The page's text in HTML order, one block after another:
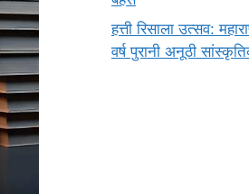
हत्ती रिसाला उत्सव:
वर्ष पुरानी अनूठी